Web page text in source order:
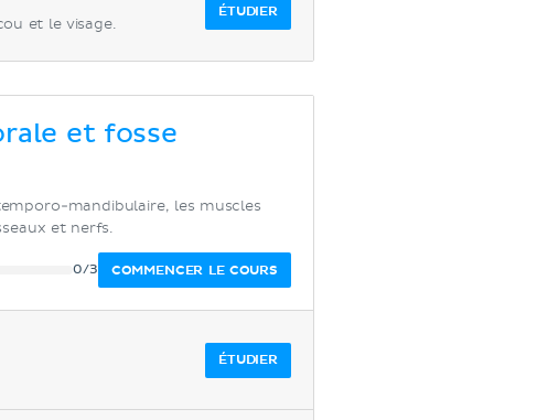
et le visage.
ÉTUDIER
et fosse
mandibulaire, les muscles
et nerfs.
0/3 COMMENCER LE COURS
ÉTUDIER